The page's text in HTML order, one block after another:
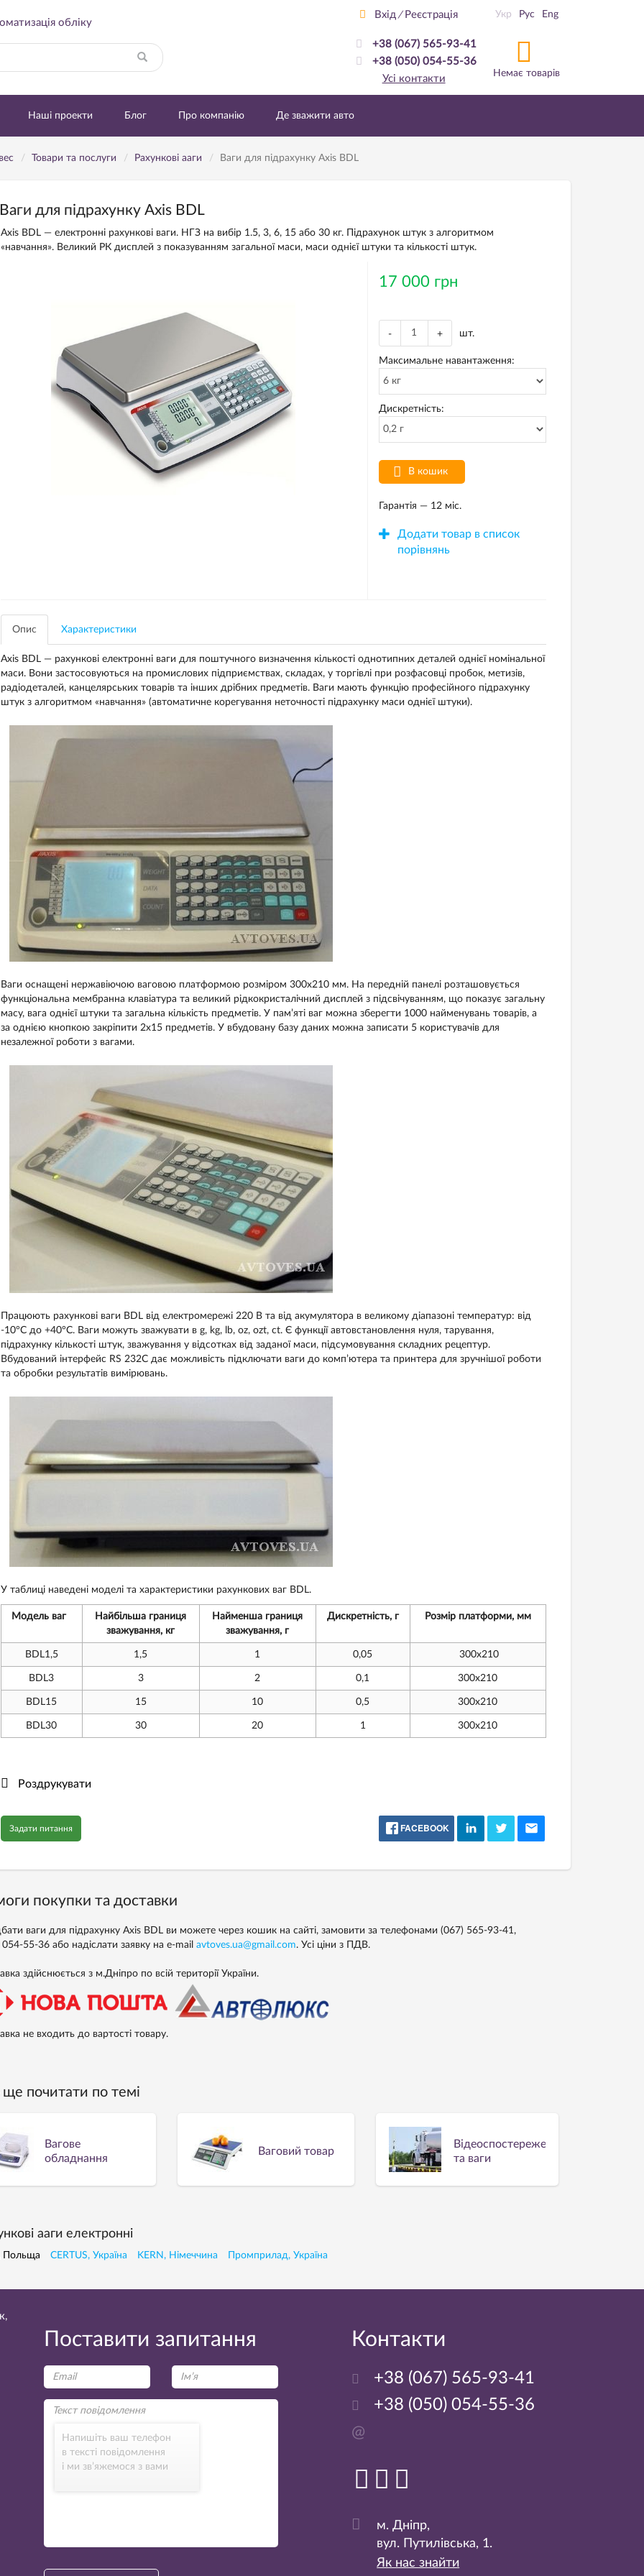
облiку
Вхід / Реєстрація
+38 (067) 565-93-41
+38 (050) 054-55-36
Усі контакти
Укр Рус Eng
Немає товарів
Наші проекти Блог Про компанію Де зважити авто
Товари та послуги Рахункові ааги Ваги для підрахунку Axis BDL
Ваги для підрахунку Axis BDL
Axis BDL — електронні рахункові ваги. НГЗ на вибір 1.5, 3, 6, 15 або 30 кг. Підрахунок штук з алгоритмом
«навчання». Великий РК дисплей з показуванням загальної маси, маси однієї штуки та кількості штук.
17 000 грн
- + шт.
Максимальне навантаження:
Дискретність:
В кошик
Гарантія — 12 міс.
Додати товар в список
порівнянь
Опис Характеристики
Axis BDL — рахункові електронні ваги для поштучного визначення кількості однотипних деталей однієї номінальної
маси. Вони застосовуються на промислових підприємствах, складах, у торгівлі при розфасовці пробок, метизів,
радіодеталей, канцелярських товарів та інших дрібних предметів. Ваги мають функцію професійного підрахунку
штук з алгоритмом «навчання» (автоматичне корегування неточності підрахунку маси однієї штуки).
Ваги оснащені нержавіючою ваговою платформою розміром 300х210 мм. На передній панелі розташовується
функціональна мембранна клавіатура та великий рідкокристалічний дисплей з підсвічуванням, що показує загальну
масу, вага однієї штуки та загальна кількість предметів. У пам’яті ваг можна зберегти 1000 найменувань товарів, а
за однією кнопкою закріпити 2x15 предметів. У вбудовану базу даних можна записати 5 користувачів для
незалежної роботи з вагами.
Працюють рахункові ваги BDL від електромережі 220 В та від акумулятора в великому діапазоні температур: від
-10°C до +40°C. Ваги можуть зважувати в g, kg, lb, oz, ozt, ct. Є функції автовстановлення нуля, тарування,
підрахунку кількості штук, зважування у відсотках від заданої маси, підсумовування складних рецептур.
Вбудований інтерфейс RS 232C дає можливість підключати ваги до комп’ютера та принтера для зручнішої роботи
та обробки результатів вимірювань.
У таблиці наведені моделі та характеристики рахункових ваг BDL.
Модель ваг
Найбільша границя
зважування, кг
Найменша границя
зважування, г
Дискретність, г Розмір платформи, мм
BDL1,5 1,5 1 0,05 300х210
BDL3 3 2 0,1 300х210
BDL15 15 10 0,5 300х210
BDL30 30 20 1 300х210
Роздрукувати
Задати питання FACEBOOK
покупки та доставки
ваги для підрахунку Axis BDL ви можете через кошик на сайті, замовити за телефонами (067) 565-93-41,
054-55-36або надіслати заявку на e-mail avtoves.ua@gmail.com. Усі ціни з ПДВ.
здійснюється з м.Дніпро по всій території України.
не входить до вартості товару.
почитати по темі
Вагове
обладнання
Ваговий товар
Відеоспостереження
та ваги
ааги електронні
Польща CERTUS, Україна KERN, Німеччина Промприлад, Україна
Поставити запитання
Напишіть ваш телефон
в тексті повідомлення
і ми зв’яжемося з вами
Контакти
+38 (067) 565-93-41
+38 (050) 054-55-36
@
м. Дніпр,
вул. Путилівська, 1.
Як нас знайти